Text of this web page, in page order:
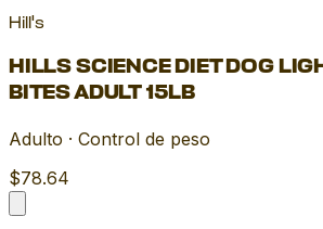
Hill's
HILLS SCIENCE DIET DOG
BITES ADULT 15LB
Adulto · Control de peso
$78.64